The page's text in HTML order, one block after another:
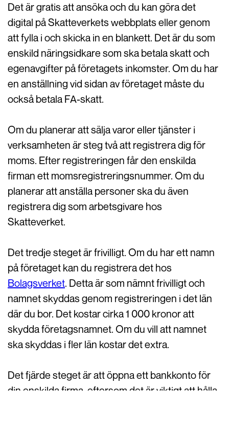
Det är gratis att ansöka och du kan göra det
digital på Skatteverkets webbplats eller genom
att fylla i och skicka in en blankett. Det är du som
enskild näringsidkare som ska betala skatt och
egenavgifter på företagets inkomster. Om du har
en anställning vid sidan av företaget måste du
också betala FA-skatt.
Om du planerar att sälja varor eller tjänster i
verksamheten är steg två att registrera dig för
moms. Efter registreringen får den enskilda
firman ett momsregistreringsnummer. Om du
planerar att anställa personer ska du även
registrera dig som arbetsgivare hos
Skatteverket.
Det tredje steget är frivilligt. Om du har ett namn
på företaget kan du registrera det hos
Bolagsverket. Detta är som nämnt frivilligt och
namnet skyddas genom registreringen i det län
där du bor. Det kostar cirka 1 000 kronor att
skydda företagsnamnet. Om du vill att namnet
ska skyddas i fler län kostar det extra.
Det fjärde steget är att öppna ett bankkonto för
din enskilda firma, eftersom det är viktigt att hålla